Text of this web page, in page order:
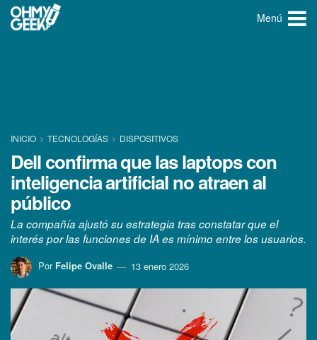
Menú
INICIO TECNOLOGÍ­AS DISPOSITIVOS
Dell confirma que las laptops con
inteligencia artificial no atraen al
público
La compañía ajustó su estrategia tras constatar que el
interés por las funciones de IA es mínimo entre los usuarios.
Por Felipe Ovalle 13 enero 2026